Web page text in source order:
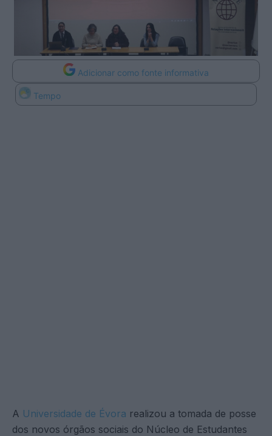
Adicionar como fonte informativa
Tempo
A Universidade de Évora realizou a tomada de posse
dos novos órgãos sociais do Núcleo de Estudantes